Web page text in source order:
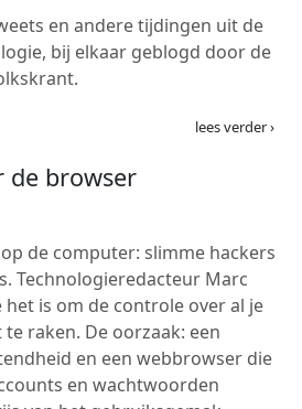
en andere tijdingen uit de
bij elkaar geblogd door de
lees verder ›
de browser
de computer: slimme hackers
Technologieredacteur Marc
is om de controle over al je
raken. De oorzaak: een
en een webbrowser die
en wachtwoorden